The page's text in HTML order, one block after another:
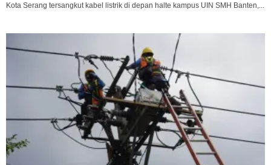
Kota Serang tersangkut kabel listrik di depan halte kampus UIN SMH Banten,...